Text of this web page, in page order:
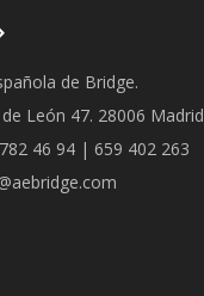
de Bridge.
León 47. 28006 Madrid
46 94 | 659 402 263